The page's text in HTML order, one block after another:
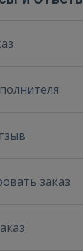
заказ